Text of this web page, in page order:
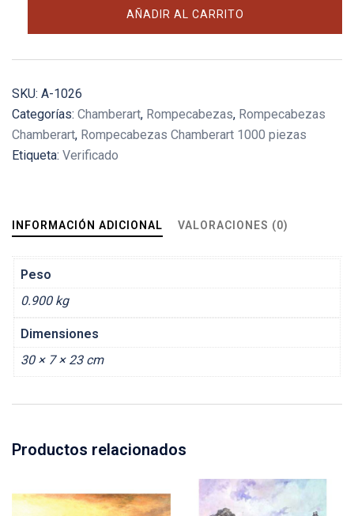
cantidad
AÑADIR AL CARRITO
SKU: A-1026
Categorías: Chamberart, Rompecabezas, Rompecabezas
Chamberart, Rompecabezas Chamberart 1000 piezas
Etiqueta: Verificado
INFORMACIÓN ADICIONAL VALORACIONES (0)
Peso
0.900 kg
Dimensiones
30 × 7 × 23 cm
Productos relacionados